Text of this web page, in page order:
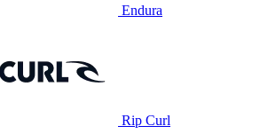
Endura
Rip Curl